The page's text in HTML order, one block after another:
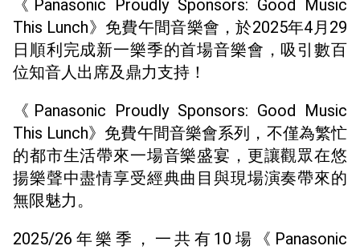
《Panasonic Proudly Sponsors: Good Music
This Lunch》免費午間音樂會，於2025年4月29
日順利完成新一樂季的首場音樂會，吸引數百
位知音人出席及鼎力支持！
《Panasonic Proudly Sponsors: Good Music
This Lunch》免費午間音樂會系列，不僅為繁忙
的都市生活帶來一場音樂盛宴，更讓觀眾在悠
揚樂聲中盡情享受經典曲目與現場演奏帶來的
無限魅力。
2025/26年樂季，一共有10場《Panasonic